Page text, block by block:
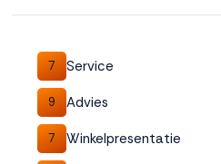
7 Service
9 Advies
7 Winkelpresentatie